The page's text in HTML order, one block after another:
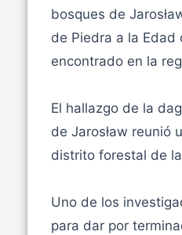
bosques de
de Piedra a la Edad
encontrado en la
El hallazgo de la
de Jarosław reunió
distrito forestal de
Uno de los
para dar por